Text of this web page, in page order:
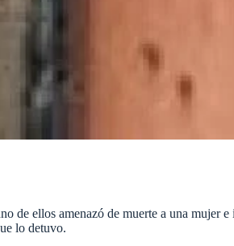
de ellos amenazó de muerte a una mujer e
lo detuvo.